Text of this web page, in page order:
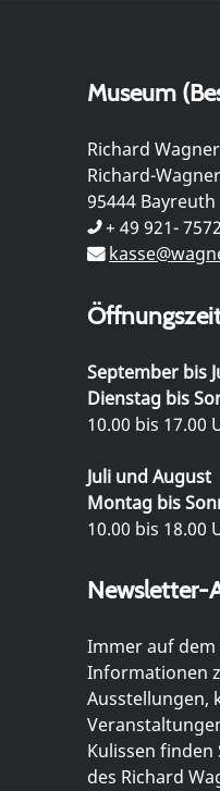
Museum
Richard
Richard-
95444 Bayreuth
+ 49 921-
September bis
Dienstag bis
10.00 bis 17.00
Juli und August
Montag bis
10.00 bis 18.00
Newsletter-
Immer auf dem
Informationen
Ausstellungen,
Kulissen finden
des Richard